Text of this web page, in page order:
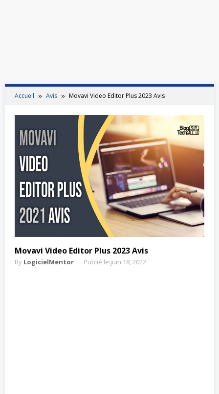
Accueil Avis Movavi Video Editor Plus 2023 Avis
Movavi Video Editor Plus 2023 Avis
By LogicielMentor Publié le:juin 18, 2022